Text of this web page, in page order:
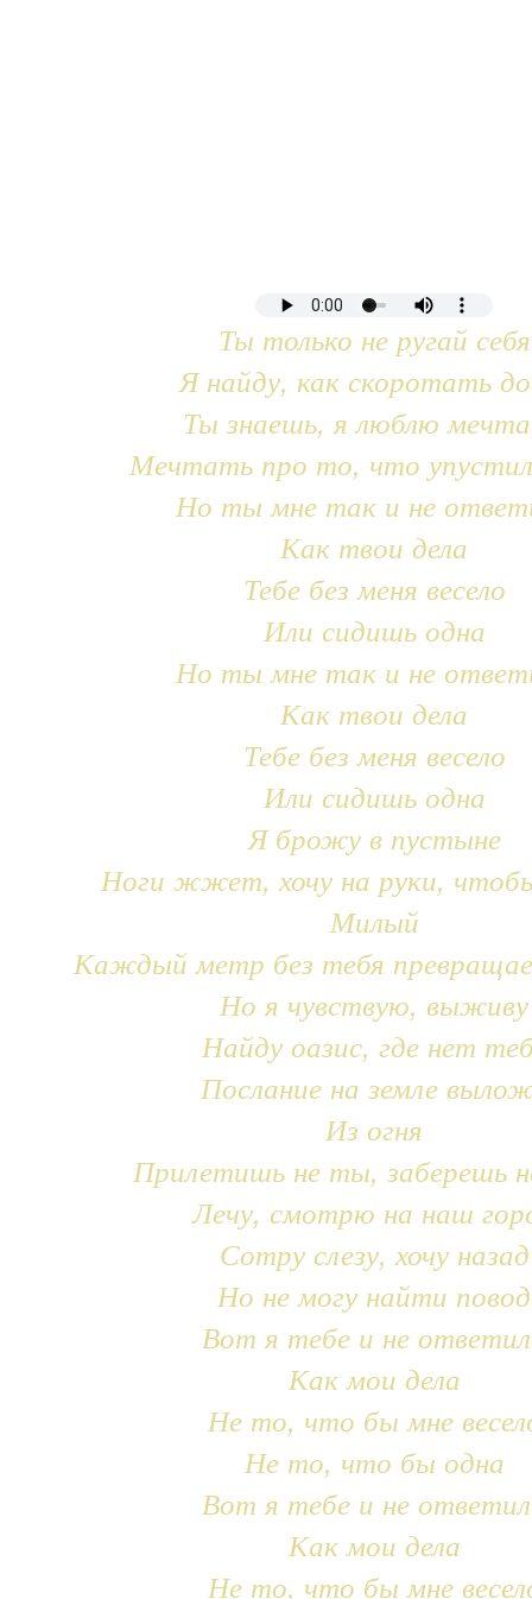
Ты только не ругай себя
Я найду, как скоротать
Ты знаешь, я люблю
Мечтать про то, что
Но ты мне так и не
Как твои дела
Тебе без меня весело
Или сидишь одна
Но ты мне так и не
Как твои дела
Тебе без меня весело
Или сидишь одна
Я брожу в пустыне
Ноги жжет, хочу на руки,
Милый
Каждый метр без тебя
Но я чувствую, выживу
Найду оазис, где нет
Послание на земле
Из огня
Прилетишь не ты, заберешь
Лечу, смотрю на наш
Сотру слезу, хочу назад
Но не могу найти повод
Вот я тебе и не
Как мои дела
Не то, что бы мне
Не то, что бы одна
Вот я тебе и не
Как мои дела
Не то, что бы мне